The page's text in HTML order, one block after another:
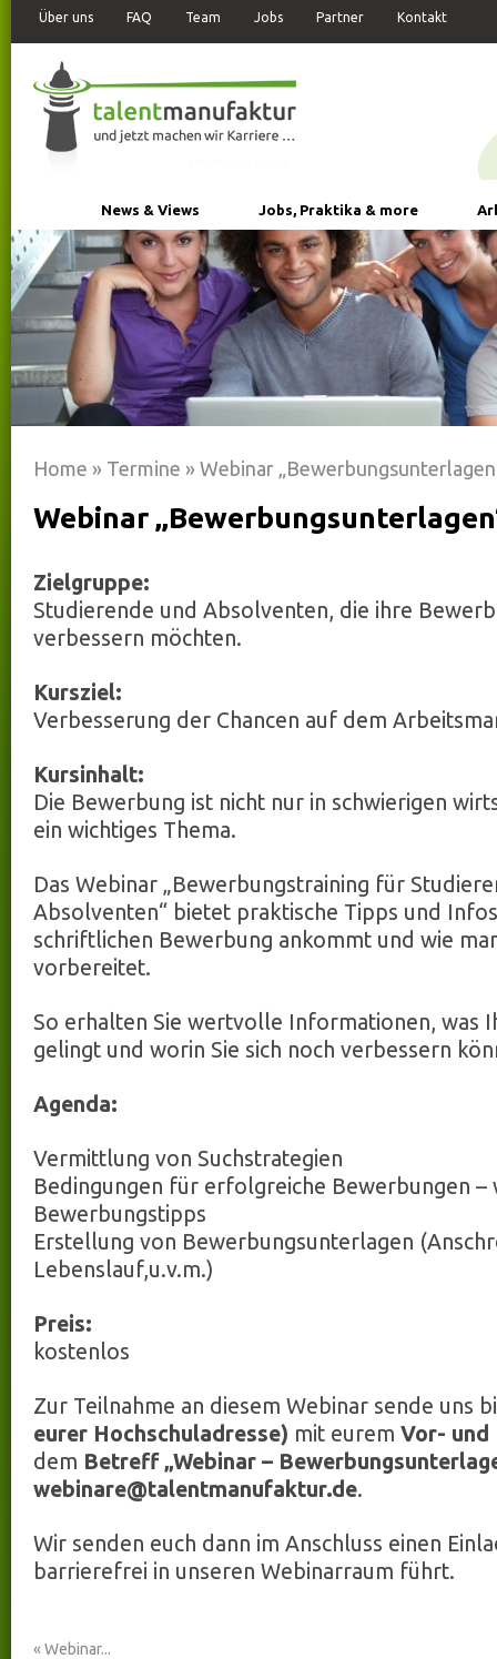
Über uns FAQ Team Jobs Partner Kontakt
News & Views Jobs, Praktika & more
Home » Termine » Webinar
Webinar
Zielgruppe:
Studierende und Absolventen, die ihre
verbessern möchten.
Kursziel:
Verbesserung der Chancen auf dem
Kursinhalt:
Die Bewerbung ist nicht nur in schwierigen
ein wichtiges Thema.
Das Webinar „Bewerbungstraining für
Absolventen“ bietet praktische Tipps und
schriftlichen Bewerbung ankommt und wie
vorbereitet.
So erhalten Sie wertvolle Informationen, was
gelingt und worin Sie sich noch verbessern
Agenda:
Vermittlung von Suchstrategien
Bedingungen für erfolgreiche Bewerbungen
Bewerbungstipps
Erstellung von Bewerbungsunterlagen
Lebenslauf,u.v.m.)
Preis:
kostenlos
Zur Teilnahme an diesem Webinar sende uns
eurer Hochschuladresse) mit eurem Vor- und
dem Betreff „Webinar –
webinare@talentmanufaktur.de.
Wir senden euch dann im Anschluss einen
barrierefrei in unseren Webinarraum führt.
« Webinar...